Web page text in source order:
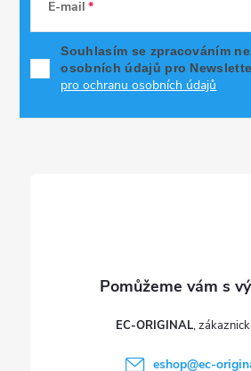
E-mail
Souhlasím se zpracováním
osobních údajů pro
pro ochranu osobních údajů
EC-ORIGINAL
eshop@ec-